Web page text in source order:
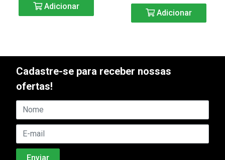
Adicionar
Adicionar
Cadastre-se para receber nossas
ofertas!